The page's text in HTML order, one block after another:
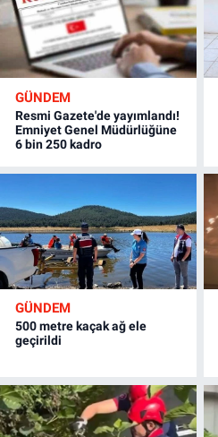
GÜNDEM
Resmi Gazete'de yayımlandı!
Emniyet Genel Müdürlüğüne
6 bin 250 kadro
GÜNDEM
500 metre kaçak ağ ele
geçirildi